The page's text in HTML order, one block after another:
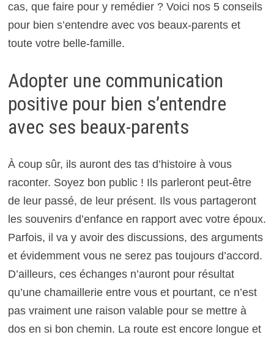
cas, que faire pour y remédier ? Voici nos 5 conseils
pour bien s’entendre avec vos beaux-parents et
toute votre belle-famille.
Adopter une communication
positive pour bien s’entendre
avec ses beaux-parents
À coup sûr, ils auront des tas d’histoire à vous
raconter. Soyez bon public ! Ils parleront peut-être
de leur passé, de leur présent. Ils vous partageront
les souvenirs d’enfance en rapport avec votre époux.
Parfois, il va y avoir des discussions, des arguments
et évidemment vous ne serez pas toujours d’accord.
D’ailleurs, ces échanges n’auront pour résultat
qu’une chamaillerie entre vous et pourtant, ce n’est
pas vraiment une raison valable pour se mettre à
dos en si bon chemin. La route est encore longue et